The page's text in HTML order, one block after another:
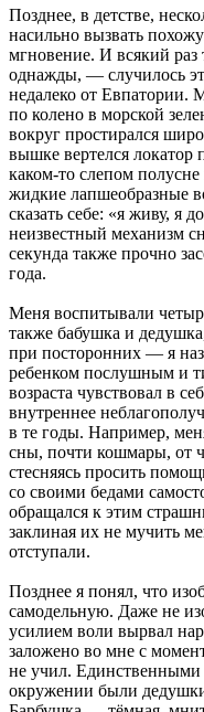
Позднее, в детстве,
насильно вызвать
мгновение. И всякий раз
однажды, — случилось
недалеко от Евпатории.
по колено в морской
вокруг простирался
вышке вертелся локатор
каком-то слепом
жидкие лапшеобразные
сказать себе: «я живу, я
неизвестный механизм
секунда также прочно
года.
Меня воспитывали
также бабушка и
при посторонних — я
ребенком послушным и
возраста чувствовал в
внутреннее
в те годы. Например,
сны, почти кошмары, от
стесняясь просить
со своими бедами
обращался к этим
заклиная их не мучить
отступали.
Позднее я понял, что
самодельную. Даже не
усилием воли вырвал
заложено во мне с
не учил.
окружении были